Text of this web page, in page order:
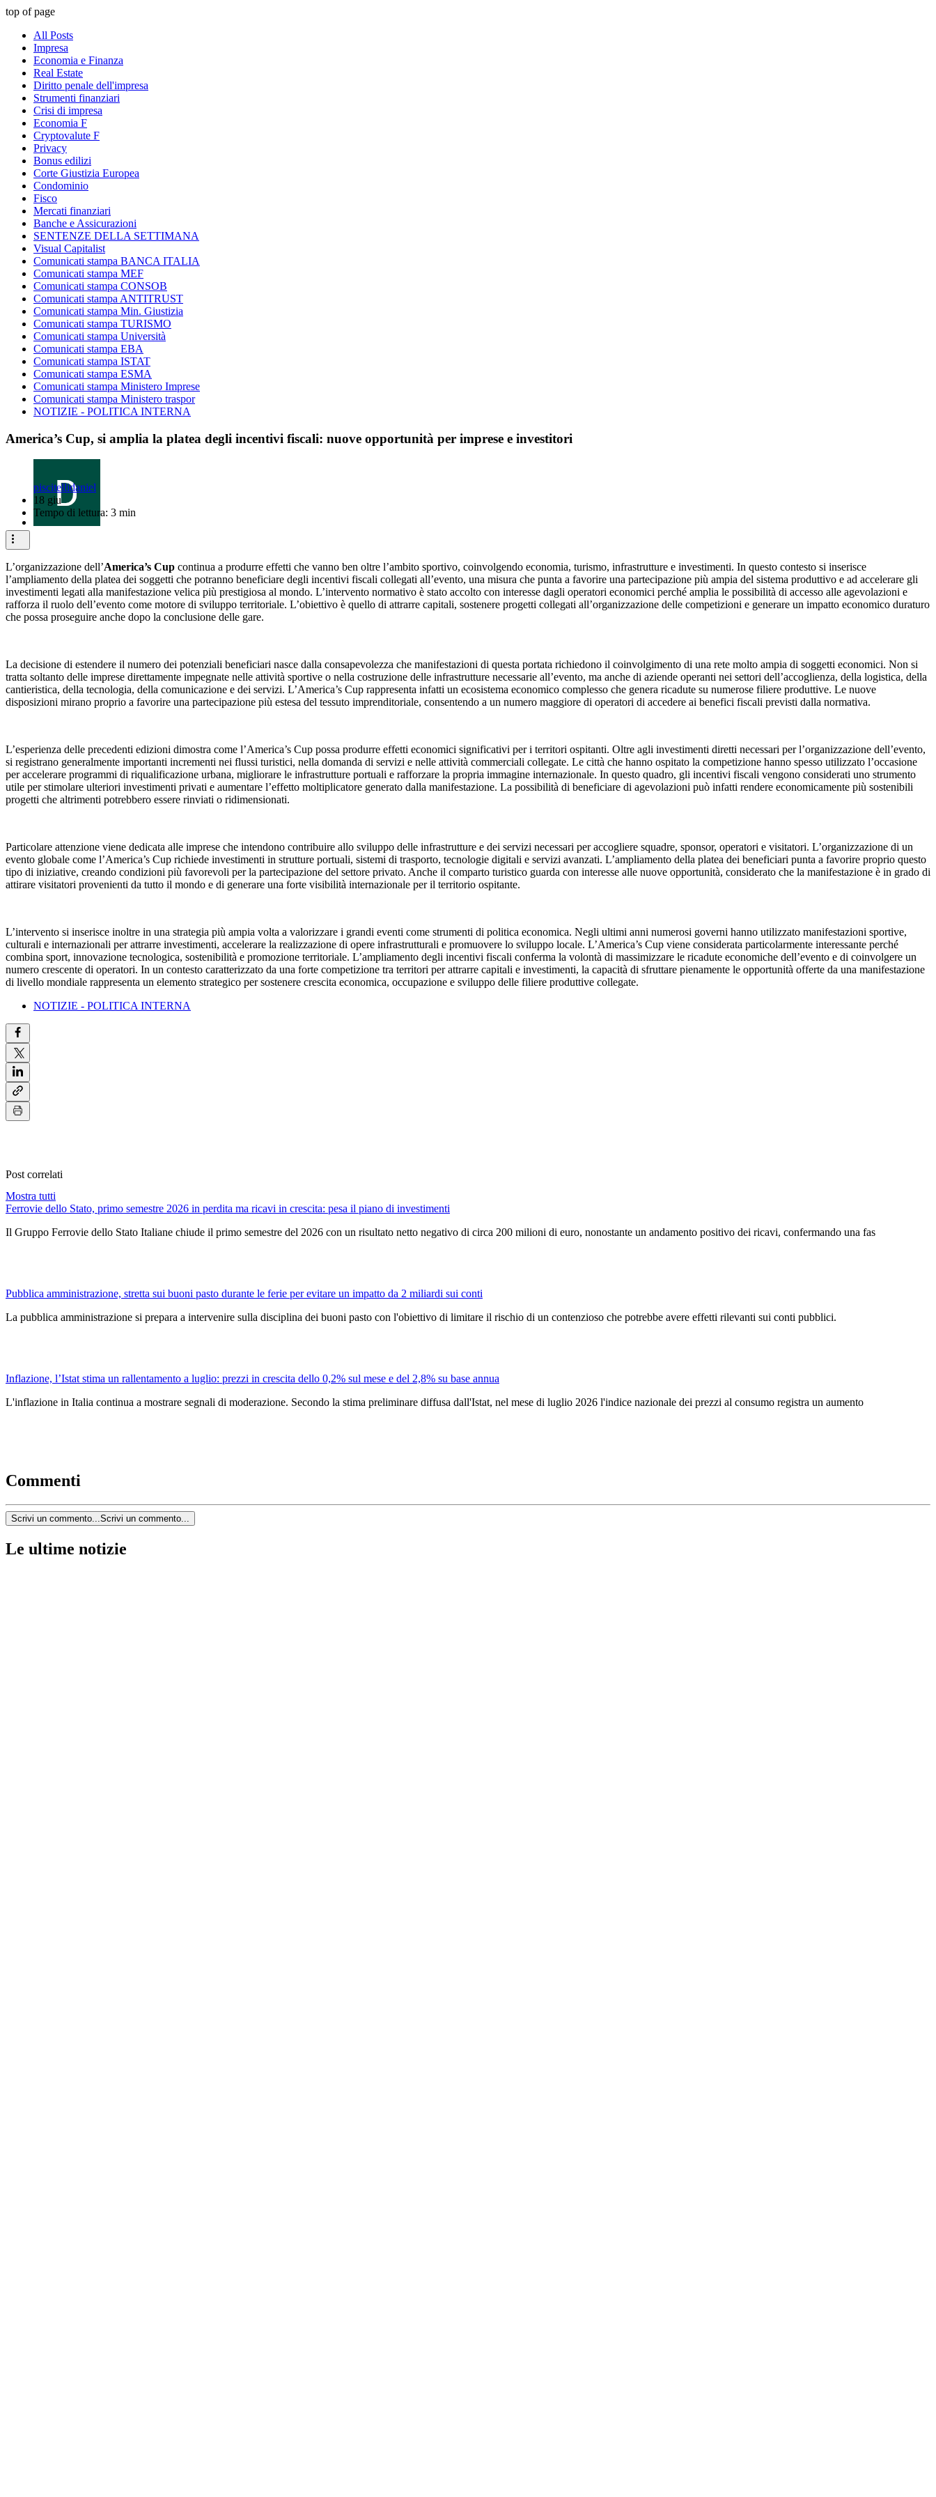
top of page
All Posts
Impresa
Economia e Finanza
Real Estate
Diritto penale dell'impresa
Strumenti finanziari
Crisi di impresa
Economia F
Cryptovalute F
Privacy
Bonus edilizi
Corte Giustizia Europea
Condominio
Fisco
Mercati finanziari
Banche e Assicurazioni
SENTENZE DELLA SETTIMANA
Visual Capitalist
Comunicati stampa BANCA ITALIA
Comunicati stampa MEF
Comunicati stampa CONSOB
Comunicati stampa ANTITRUST
Comunicati stampa Min. Giustizia
Comunicati stampa TURISMO
Comunicati stampa Università
Comunicati stampa EBA
Comunicati stampa ISTAT
Comunicati stampa ESMA
Comunicati stampa Ministero Imprese
Comunicati stampa Ministero traspor
NOTIZIE - POLITICA INTERNA
America’s Cup, si amplia la platea degli incentivi fiscali: nuove opportunità per imprese e investitori
piscitellidaniel
18 giu
Tempo di lettura: 3 min
L’organizzazione dell’America’s Cup continua a produrre effetti che vanno ben oltre l’ambito sportivo, coinvolgendo economia, turismo, infrastrutture e investimenti. In questo contesto si inserisce
l’ampliamento della platea dei soggetti che potranno beneficiare degli incentivi fiscali collegati all’evento, una misura che punta a favorire una partecipazione più ampia del sistema produttivo e ad accelerare gli
investimenti legati alla manifestazione velica più prestigiosa al mondo. L’intervento normativo è stato accolto con interesse dagli operatori economici perché amplia le possibilità di accesso alle agevolazioni e
rafforza il ruolo dell’evento come motore di sviluppo territoriale. L’obiettivo è quello di attrarre capitali, sostenere progetti collegati all’organizzazione delle competizioni e generare un impatto economico duraturo
che possa proseguire anche dopo la conclusione delle gare.
La decisione di estendere il numero dei potenziali beneficiari nasce dalla consapevolezza che manifestazioni di questa portata richiedono il coinvolgimento di una rete molto ampia di soggetti economici. Non si
tratta soltanto delle imprese direttamente impegnate nelle attività sportive o nella costruzione delle infrastrutture necessarie all’evento, ma anche di aziende operanti nei settori dell’accoglienza, della logistica, della
cantieristica, della tecnologia, della comunicazione e dei servizi. L’America’s Cup rappresenta infatti un ecosistema economico complesso che genera ricadute su numerose filiere produttive. Le nuove
disposizioni mirano proprio a favorire una partecipazione più estesa del tessuto imprenditoriale, consentendo a un numero maggiore di operatori di accedere ai benefici fiscali previsti dalla normativa.
L’esperienza delle precedenti edizioni dimostra come l’America’s Cup possa produrre effetti economici significativi per i territori ospitanti. Oltre agli investimenti diretti necessari per l’organizzazione dell’evento,
si registrano generalmente importanti incrementi nei flussi turistici, nella domanda di servizi e nelle attività commerciali collegate. Le città che hanno ospitato la competizione hanno spesso utilizzato l’occasione
per accelerare programmi di riqualificazione urbana, migliorare le infrastrutture portuali e rafforzare la propria immagine internazionale. In questo quadro, gli incentivi fiscali vengono considerati uno strumento
utile per stimolare ulteriori investimenti privati e aumentare l’effetto moltiplicatore generato dalla manifestazione. La possibilità di beneficiare di agevolazioni può infatti rendere economicamente più sostenibili
progetti che altrimenti potrebbero essere rinviati o ridimensionati.
Particolare attenzione viene dedicata alle imprese che intendono contribuire allo sviluppo delle infrastrutture e dei servizi necessari per accogliere squadre, sponsor, operatori e visitatori. L’organizzazione di un
evento globale come l’America’s Cup richiede investimenti in strutture portuali, sistemi di trasporto, tecnologie digitali e servizi avanzati. L’ampliamento della platea dei beneficiari punta a favorire proprio questo
tipo di iniziative, creando condizioni più favorevoli per la partecipazione del settore privato. Anche il comparto turistico guarda con interesse alle nuove opportunità, considerato che la manifestazione è in grado di
attirare visitatori provenienti da tutto il mondo e di generare una forte visibilità internazionale per il territorio ospitante.
L’intervento si inserisce inoltre in una strategia più ampia volta a valorizzare i grandi eventi come strumenti di politica economica. Negli ultimi anni numerosi governi hanno utilizzato manifestazioni sportive,
culturali e internazionali per attrarre investimenti, accelerare la realizzazione di opere infrastrutturali e promuovere lo sviluppo locale. L’America’s Cup viene considerata particolarmente interessante perché
combina sport, innovazione tecnologica, sostenibilità e promozione territoriale. L’ampliamento degli incentivi fiscali conferma la volontà di massimizzare le ricadute economiche dell’evento e di coinvolgere un
numero crescente di operatori. In un contesto caratterizzato da una forte competizione tra territori per attrarre capitali e investimenti, la capacità di sfruttare pienamente le opportunità offerte da una manifestazione
di livello mondiale rappresenta un elemento strategico per sostenere crescita economica, occupazione e sviluppo delle filiere produttive collegate.
NOTIZIE - POLITICA INTERNA
Post correlati
Mostra tutti
Ferrovie dello Stato, primo semestre 2026 in perdita ma ricavi in crescita: pesa il piano di investimenti
Il Gruppo Ferrovie dello Stato Italiane chiude il primo semestre del 2026 con un risultato netto negativo di circa 200 milioni di euro, nonostante un andamento positivo dei ricavi, confermando una fas
Pubblica amministrazione, stretta sui buoni pasto durante le ferie per evitare un impatto da 2 miliardi sui conti
La pubblica amministrazione si prepara a intervenire sulla disciplina dei buoni pasto con l'obiettivo di limitare il rischio di un contenzioso che potrebbe avere effetti rilevanti sui conti pubblici.
Inflazione, l’Istat stima un rallentamento a luglio: prezzi in crescita dello 0,2% sul mese e del 2,8% su base annua
L'inflazione in Italia continua a mostrare segnali di moderazione. Secondo la stima preliminare diffusa dall'Istat, nel mese di luglio 2026 l'indice nazionale dei prezzi al consumo registra un aumento
Commenti
Scrivi un commento... Scrivi un commento...
Le ultime notizie